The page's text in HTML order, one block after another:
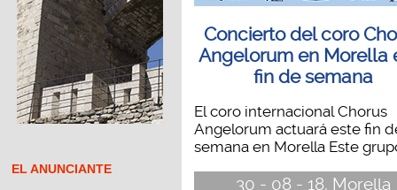
EL ANUNCIANTE
Concierto del coro
Angelorum en Morella
fin de semana
El coro internacional Chorus
Angelorum actuará este fin
semana en Morella Este
30 - 08 - 18, Morella